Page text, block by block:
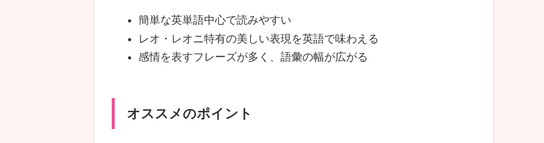
簡単な英単語中心で読みやすい
レオ・レオニ特有の美しい表現を英語で味わえる
感情を表すフレーズが多く、語彙の幅が広がる
オススメのポイント